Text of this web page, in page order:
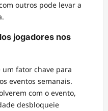
outros pode levar a
jogadores nos
fator chave para
eventos semanais.
com o evento,
desbloqueie